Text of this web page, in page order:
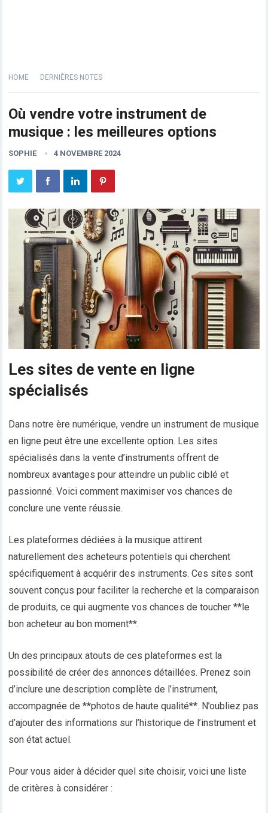
HOME DERNIÈRES NOTES
Où vendre votre instrument de
musique : les meilleures options
SOPHIE 4 NOVEMBRE 2024
Les sites de vente en ligne
spécialisés
Dans notre ère numérique, vendre un instrument de musique
en ligne peut être une excellente option. Les sites
spécialisés dans la vente d’instruments offrent de
nombreux avantages pour atteindre un public ciblé et
passionné. Voici comment maximiser vos chances de
conclure une vente réussie.
Les plateformes dédiées à la musique attirent
naturellement des acheteurs potentiels qui cherchent
spécifiquement à acquérir des instruments. Ces sites sont
souvent conçus pour faciliter la recherche et la comparaison
de produits, ce qui augmente vos chances de toucher **le
bon acheteur au bon moment**.
Un des principaux atouts de ces plateformes est la
possibilité de créer des annonces détaillées. Prenez soin
d’inclure une description complète de l’instrument,
accompagnée de **photos de haute qualité**. N’oubliez pas
d’ajouter des informations sur l’historique de l’instrument et
son état actuel.
Pour vous aider à décider quel site choisir, voici une liste
de critères à considérer :